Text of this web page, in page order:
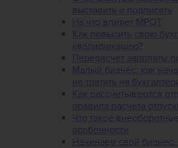
выставить и подписать
На что влияет МРОТ
Как повысить свою
квалификацию?
Перерасчет зарплаты
Малый бизнес: как
не тратить на
Как рассчитываются
правила расчета
Что такое
особенности
Начинаем свой бизнес.